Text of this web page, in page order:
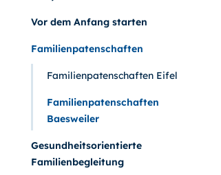
Vor dem Anfang starten
Familienpatenschaften
Familienpatenschaften Eifel
Familienpatenschaften
Baesweiler
Gesundheitsorientierte
Familienbegleitung